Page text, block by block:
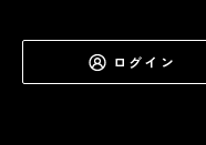
ログイン